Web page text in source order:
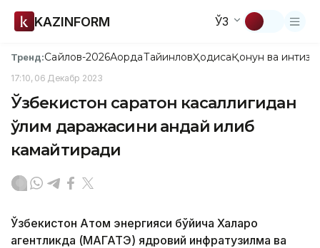
KAZINFORM ЎЗ
Тренд:Сайлов-2026АқордаТайинловҲодисаҚонун ва
17:10, 06 Декабр 2023
Ўзбекистон саратон касаллигидан
ўлим даражасини қандай қилиб
камайтиради
Ўзбекистон Атом энергияси бўйича Халқаро
агентликда (МАГАТЭ) ядровий инфратузилма ва